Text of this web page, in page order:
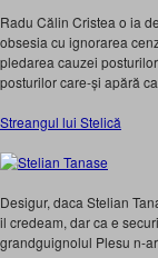
Radu Călin Cristea o ia
obsesia cu ignorarea
pledarea cauzei
posturilor care-și apără
Streangul lui Stelică
Desigur, daca Stelian
il credeam, dar ca e
grandguignolul Plesu n-